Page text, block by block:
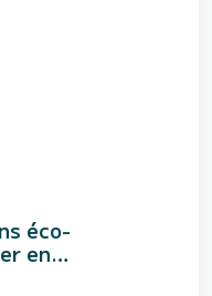
éco-
en